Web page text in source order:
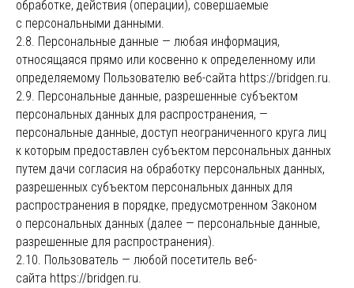
обработке, действия (операции), совершаемые
с персональными данными.
2.8. Персональные данные — любая информация,
относящаяся прямо или косвенно к определенному или
определяемому Пользователю веб-сайта https://bridgen.ru.
2.9. Персональные данные, разрешенные субъектом
персональных данных для распространения, —
персональные данные, доступ неограниченного круга лиц
к которым предоставлен субъектом персональных данных
путем дачи согласия на обработку персональных данных,
разрешенных субъектом персональных данных для
распространения в порядке, предусмотренном Законом
о персональных данных (далее — персональные данные,
разрешенные для распространения).
2.10. Пользователь — любой посетитель веб-
сайта https://bridgen.ru.